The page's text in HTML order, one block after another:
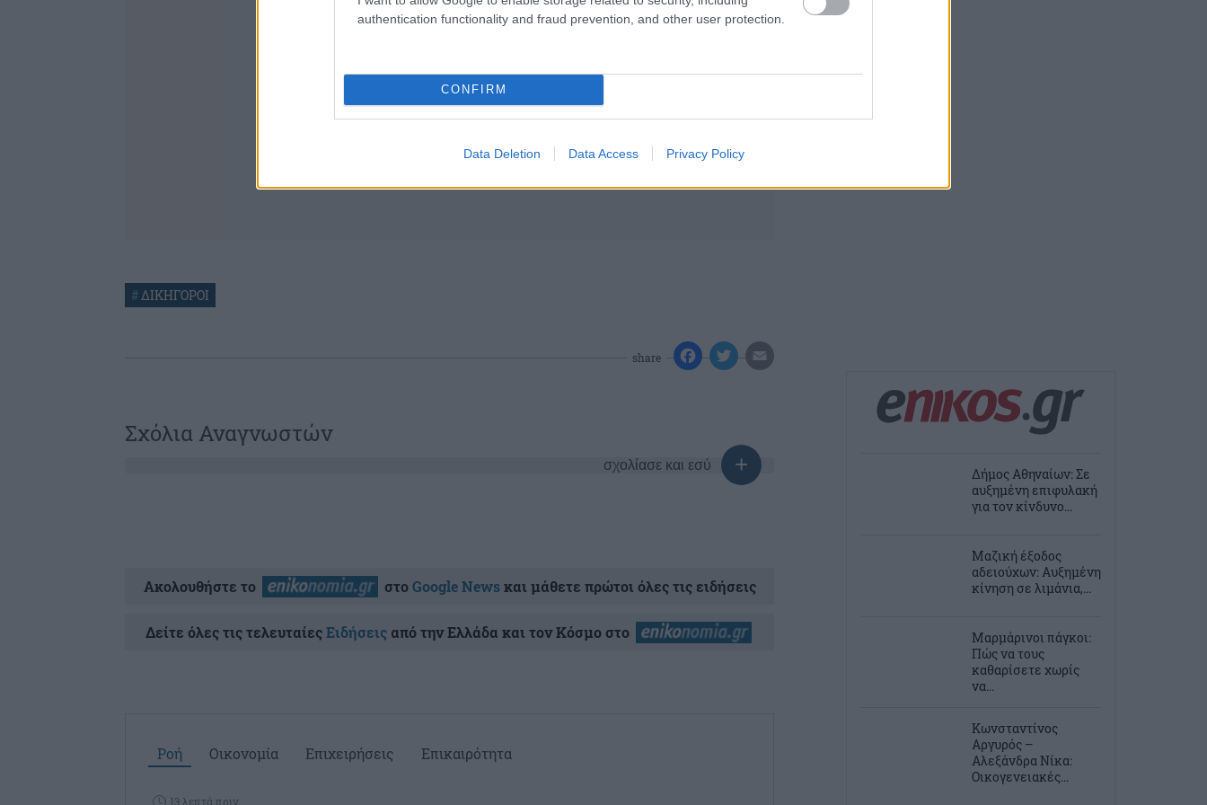
authentication functionality and fraud prevention, and other user protection.
CONFIRM
Data Deletion Data Access Privacy Policy
#ΔΙΚΗΓΟΡΟΙ
share
Σχόλια Αναγνωστών
σχολίασε και εσύ
Ακολουθήστε το στοGoogle Newsκαι μάθετε πρώτοι όλες τις ειδήσεις
Δείτε όλες τις τελευταίεςΕιδήσειςαπό την Ελλάδα και τον Κόσμο στο
Ροή Οικονομία Επιχειρήσεις Επικαιρότητα
13 λεπτά πριν
Δήμος Αθηναίων: Σε
αυξημένη επιφυλακή
για τον κίνδυνο...
Μαζική έξοδος
αδειούχων: Αυξημένη
κίνηση σε λιμάνια,...
Μαρμάρινοι πάγκοι:
Πώς να τους
καθαρίσετε χωρίς
να...
Κωνσταντίνος
Αργυρός –
Αλεξάνδρα Νίκα:
Οικογενειακές...